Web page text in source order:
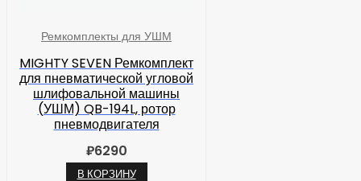
Ремкомплекты для УШМ
MIGHTY SEVEN Ремкомплект
для пневматической угловой
шлифовальной машины
(УШМ) QB-194L, ротор
пневмодвигателя
₽6290
В КОРЗИНУ